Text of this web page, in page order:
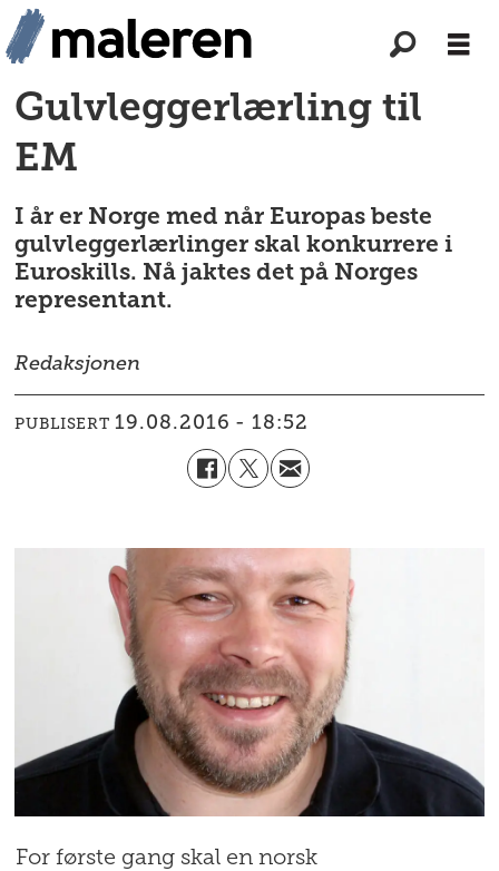
Gulvleggerlærling til
EM
I år er Norge med når Europas beste
gulvleggerlærlinger skal konkurrere i
Euroskills. Nå jaktes det på Norges
representant.
Redaksjonen
PUBLISERT 19.08.2016 - 18:52
For første gang skal en norsk